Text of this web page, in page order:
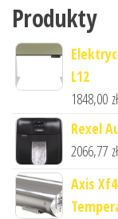
Produkty
L12
1848,00 zł
Rexel
2066,77 zł
Axis